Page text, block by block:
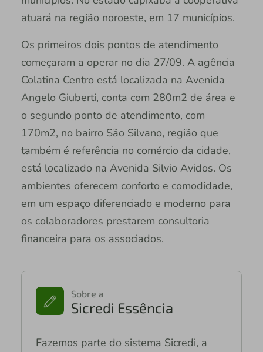
atuará na região noroeste, em 17 municípios.
Os primeiros dois pontos de atendimento
começaram a operar no dia 27/09. A agência
Colatina Centro está localizada na Avenida
Angelo Giuberti, conta com 280m2 de área e
o segundo ponto de atendimento, com
170m2, no bairro São Silvano, região que
também é referência no comércio da cidade,
está localizado na Avenida Silvio Avidos. Os
ambientes oferecem conforto e comodidade,
em um espaço diferenciado e moderno para
os colaboradores prestarem consultoria
financeira para os associados.
Sobre a
Sicredi Essência
Fazemos parte do sistema Sicredi, a